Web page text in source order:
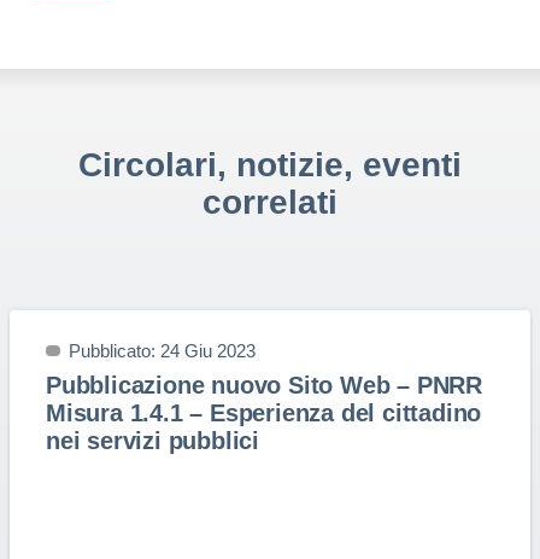
Circolari, notizie, eventi
correlati
Pubblicato: 24 Giu 2023
Pubblicazione nuovo Sito Web – PNRR
Misura 1.4.1 – Esperienza del cittadino
nei servizi pubblici